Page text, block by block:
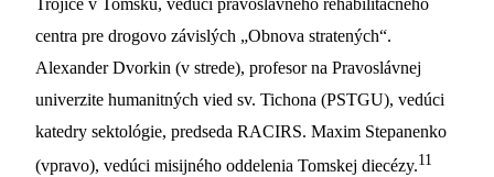
centra pre drogovo závislých „Obnova stratených“.
Alexander Dvorkin (v strede), profesor na Pravoslávnej
univerzite humanitných vied sv. Tichona (PSTGU), vedúci
katedry sektológie, predseda RACIRS. Maxim Stepanenko
(vpravo), vedúci misijného oddelenia Tomskej diecézy.11